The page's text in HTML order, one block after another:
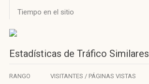
Tiempo en el sitio
Estadísticas de Tráfico Similares
RANGO VISITANTES / PÁGINAS VISTAS